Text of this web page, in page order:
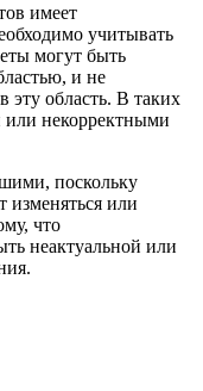
имеет
учитывать
могут быть
и не
эту область. В таких
или некорректными
поскольку
или
что
неактуальной или